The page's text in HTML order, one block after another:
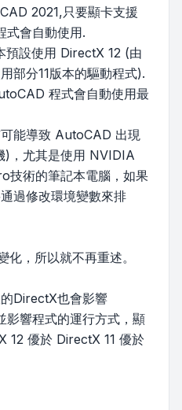
2021,只要顯卡支援
式會自動使用.
設使用 DirectX 12 (由
部分11版本的驅動程式).
程式會自動使用最
能導致 AutoCAD 出現
)，尤其是使用 NVIDIA
術的筆記本電腦，如果
過修改環境變數來排
，所以就不再重述。
DirectX也會影響
響程式的運行方式，顯
12 優於 DirectX 11 優於